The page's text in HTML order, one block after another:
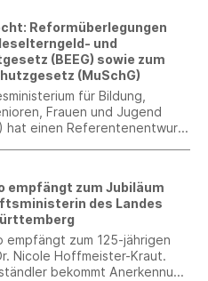
Polyester. Die
wurde am 6. Juli im Rahmen
Symposiums in
Bayerns
Hubert Aiwanger
Reformüberlegungen
und
(BEEG) sowie zum
(MuSchG)
für Bildung,
Frauen und Jugend
hat einen Referentenentwurf
(BEEG) sowie des
(MuSchG)
empfängt zum Jubiläum
des Landes
empfängt zum 125-jährigen
Nicole Hoffmeister-Kraut.
bekommt Anerkennung